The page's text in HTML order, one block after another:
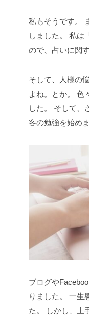
私もそうです。
しました。
私は
ので、占いに関す
そして、人様の
よね。とか。
色
した。
そして、
客の勉強を始めま
ブログや
りました。
一生
た。
しかし、上